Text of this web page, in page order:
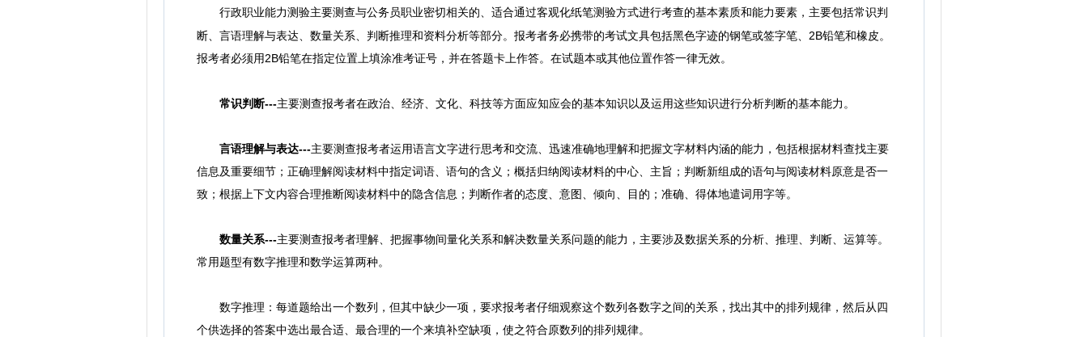
行政职业能力测验主要测查与公务员职业密切相关的、适合通过客观化纸笔测验方式进行考查的基本素质和能力要素， 主要包括常识判
断、言语理解与表达、数量关系、判断推理和资料分析等部分。报考者务必携带的考试文具包括黑色字迹的钢笔或签字笔、2B铅笔和橡皮。
报考者必须用2B铅笔在指定位置上填涂准考证号，并在答题卡上作答。在试题本或其他位置作答一律无效。
常识判断---主要测查报考者在政治、经济、文化、科技等方面应知应会的基本知识以及运用这些知识进行分析判断的基本能力。
言语理解与表达---主要测查报考者运用语言文字进行思考和交流、迅速准确地理解和把握文字材料内涵的能力，包括根据材料查找主要
信息及重要细节；正确理解阅读材料中指定词语、语句的含义；概括归纳阅读材料的中心、主旨；判断新组成的语句与阅读材料原意是否一
致；根据上下文内容合理推断阅读材料中的隐含信息；判断作者的态度、意图、倾向、目的；准确、得体地遣词用字等。
数量关系---主要测查报考者理解、把握事物间量化关系和解决数量关系问题的能力，主要涉及数据关系的分析、推理、判断、运算等。
常用题型有数字推理和数学运算两种。
数字推理：每道题给出一个数列，但其中缺少一项，要求报考者仔细观察这个数列各数字之间的关系，找出其中的排列规律，然后从四
个供选择的答案中选出最合适、最合理的一个来填补空缺项，使之符合原数列的排列规律。